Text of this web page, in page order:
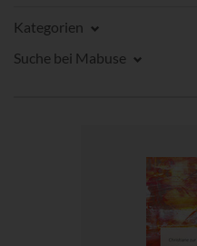
Kategorien
Suche bei Mabuse